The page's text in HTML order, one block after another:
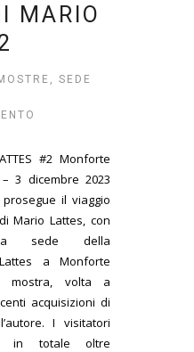
MARIO
SEDE
#2 Monforte
3 dicembre 2023
il viaggio
Mario Lattes, con
sede della
a Monforte
mostra, volta a
acquisizioni di
I visitatori
in totale oltre